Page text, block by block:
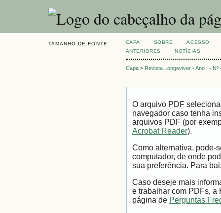
TAMANHO DE FONTE CAPA SOBRE
ACESSO
ANTERIORES
NOTÍCIAS
Capa> Revista Longeviver - Ano I -
O arquivo PDF
navegador caso tenha
arquivos PDF (por
Acrobat Reader).
Como alternativa, pode-
computador, de onde
sua preferência. Para
Caso deseje mais
e trabalhar com PDFs, a
página de Perguntas